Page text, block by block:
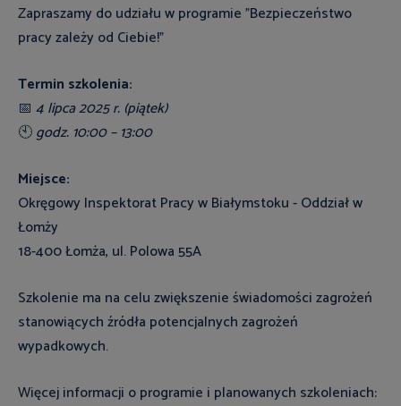
Zapraszamy do udziału w programie "Bezpieczeństwo
pracy zależy od Ciebie!"
Termin szkolenia:
📅 4 lipca 2025 r. (piątek)
🕙godz. 10:00 – 13:00
Miejsce:
Okręgowy Inspektorat Pracy w Białymstoku - Oddział w
Łomży
18-400 Łomża, ul. Polowa 55A
Szkolenie ma na celu zwiększenie świadomości zagrożeń
stanowiących źródła potencjalnych zagrożeń
wypadkowych.
Więcej informacji o programie i planowanych szkoleniach: